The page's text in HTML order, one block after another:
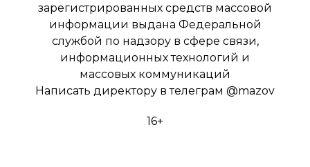
зарегистрированных средств массовой
информации выдана Федеральной
службой по надзору в сфере связи,
информационных технологий и
массовых коммуникаций
Написать директору в телеграм @mazov
16+